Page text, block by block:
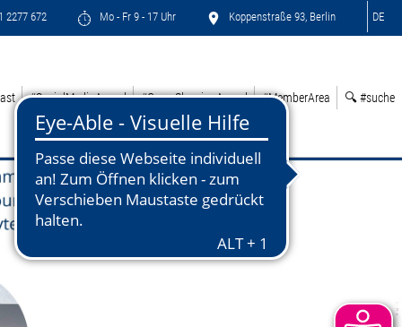
2277 672 Mo - Fr 9 - 17 Uhr Koppenstraße 93, Berlin DE
#SocialMediaAward #GreenSleepingAward #MemberArea 🔍 #suche